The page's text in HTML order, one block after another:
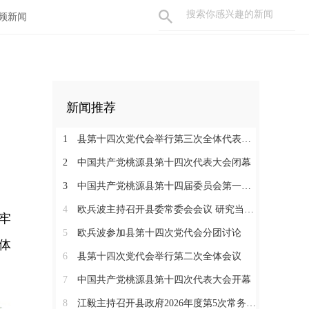
新闻
新闻推荐
1 县第十四次党代会举行第三次全体代表会议
2 中国共产党桃源县第十四次代表大会闭幕
3 中国共产党桃源县第十四届委员会第一次全体会议召开
4 欧兵波主持召开县委常委会会议 研究当前重点工作
5 欧兵波参加县第十四次党代会分团讨论
6 县第十四次党代会举行第二次全体会议
7 中国共产党桃源县第十四次代表大会开幕
8 江毅主持召开县政府2026年度第5次常务会议